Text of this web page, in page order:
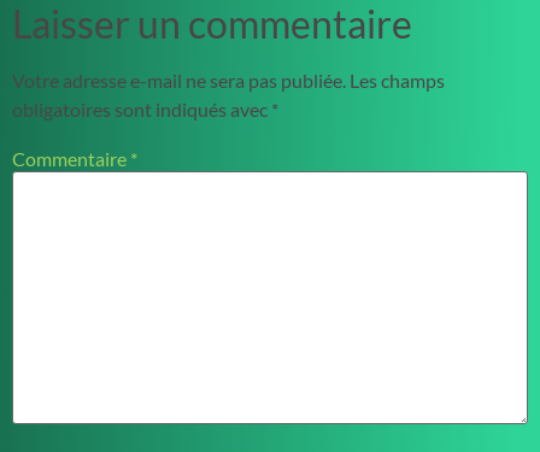
Laisser un commentaire
Votre adresse e-mail ne sera pas publiée. Les champs
obligatoires sont indiqués avec *
Commentaire *